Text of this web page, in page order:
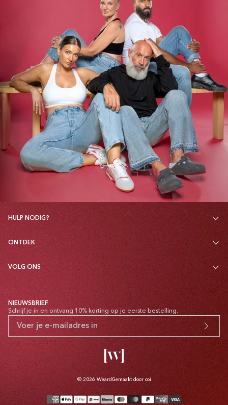
HULP NODIG?
ONTDEK
VOLG ONS
NIEUWSBRIEF
Schrijf je in en ontvang 10% korting op je eerste bestelling.
© 2026 Weard Gemaakt door coi
Betaalmethoden